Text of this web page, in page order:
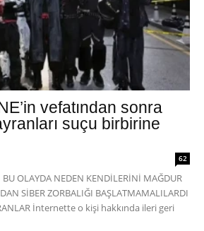
vefatından sonra
suçu birbirine
62
OLAYDA NEDEN KENDİLERİNİ MAĞDUR
SİBER ZORBALIĞI BAŞLATMAMALILARDI
İnternette o kişi hakkında ileri geri